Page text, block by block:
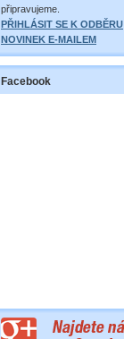
připravujeme.
PŘIHLÁSIT SE K ODBĚRU
NOVINEK E-MAILEM
Facebook